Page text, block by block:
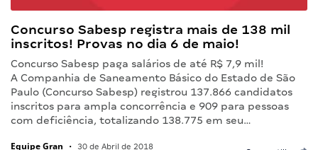
Concurso Sabesp registra mais de 138 mil
inscritos! Provas no dia 6 de maio!
Concurso Sabesp paga salários de até R$ 7,9 mil!
A Companhia de Saneamento Básico do Estado de São
Paulo (Concurso Sabesp) registrou 137.866 candidatos
inscritos para ampla concorrência e 909 para pessoas
com deficiência, totalizando 138.775 em seu…
Equipe Gran • 30 de Abril de 2018